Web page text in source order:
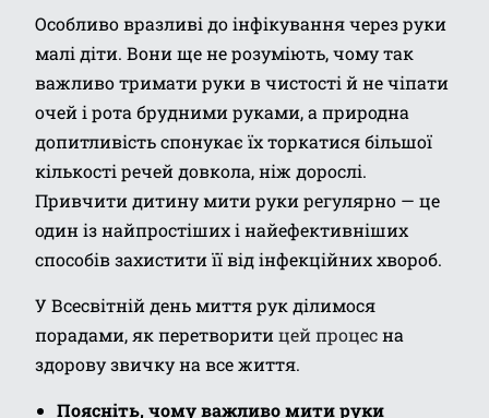
Особливо вразливі до інфікування через руки
малі діти. Вони ще не розуміють, чому так
важливо тримати руки в чистості й не чіпати
очей і рота брудними руками, а природна
допитливість спонукає їх торкатися більшої
кількості речей довкола, ніж дорослі.
Привчити дитину мити руки регулярно — це
один із найпростіших і найефективніших
способів захистити її від інфекційних хвороб.
У Всесвітній день миття рук ділимося
порадами, як перетворити цей процесна
здорову звичку на все життя.
Поясніть, чому важливо мити руки